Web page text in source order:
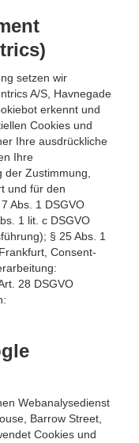
setzen wir
A/S, Havnegade
erkennt und
Cookies und
Ihre ausdrückliche
Ihre
Zustimmung,
und für den
Abs. 1 DSGVO
1 lit. c DSGVO
§ 25 Abs. 1
Consent-
28 DSGVO
Webanalysedienst
Barrow Street,
Cookies und